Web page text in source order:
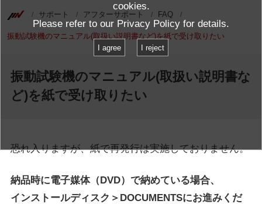
サポート アフターサポート FAQ
振動試験機のマニュアル(取扱い説明書など)を紙で受け取りたい
振動試験機のマニュアル(取扱い説明書な
ど)を紙で受け取りたい
恐れ入りますが、紙で再発行は実施しておりません。
納品時に電子媒体（DVD）で納めている場合、
インストールディスク＞DOCUMENTSにお進みくだ
cookies.
Please refer to our Privacy Policy for details.
I agree I reject